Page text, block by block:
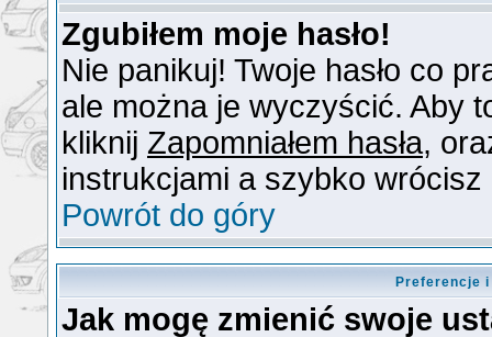
Zgubiłem moje hasło!
Nie panikuj! Twoje hasło co
ale można je wyczyścić. Aby
kliknij Zapomniałem hasła,
instrukcjami a szybko wrócisz
Powrót do góry
Preferencje
Jak mogę zmienić swoje